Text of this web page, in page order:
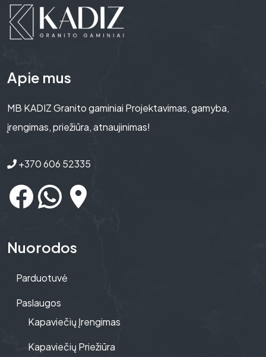
Apie mus
MB KADIZ Granito gaminiai Projektavimas, gamyba,
įrengimas, priežiūra, atnaujinimas!
+370 606 52335
Nuorodos
Parduotuvė
Paslaugos
Kapaviečių Įrengimas
Kapaviečių Priežiūra